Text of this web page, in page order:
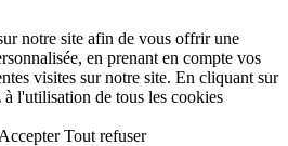
notre site afin de vous offrir une
en prenant en compte vos
visites sur notre site. En cliquant sur
l'utilisation de tous les cookies
Accepter Tout refuser